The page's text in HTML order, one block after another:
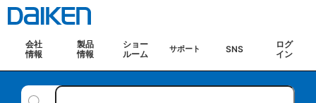
会社
情報
製品
情報
ショー
ルーム
サポート SNS
ログ
イン